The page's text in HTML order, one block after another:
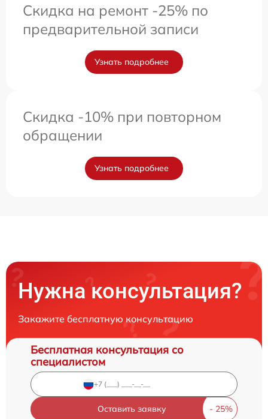
Скидка на ремонт -25% по
предварительной записи
Узнать подробнее
Скидка -10% при повторном
обращении
Узнать подробнее
Нужна консультация?
Закажите бесплатную консультацию
Бесплатная консультация со
специалистом
Оставить заявку